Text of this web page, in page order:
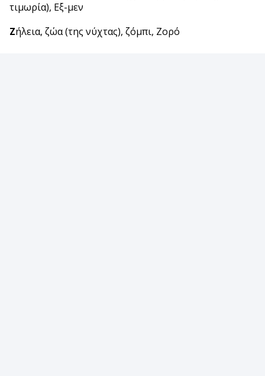
τιμωρία), Εξ-μεν
Ζήλεια, ζώα (της νύχτας), ζόμπι, Ζορό